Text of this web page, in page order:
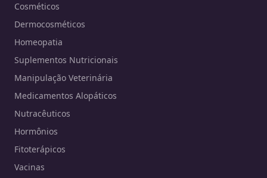
Cosméticos
Dermocosméticos
Homeopatia
Suplementos Nutricionais
Manipulação Veterinária
Medicamentos Alopáticos
Nutracêuticos
Hormônios
Fitoterápicos
Vacinas